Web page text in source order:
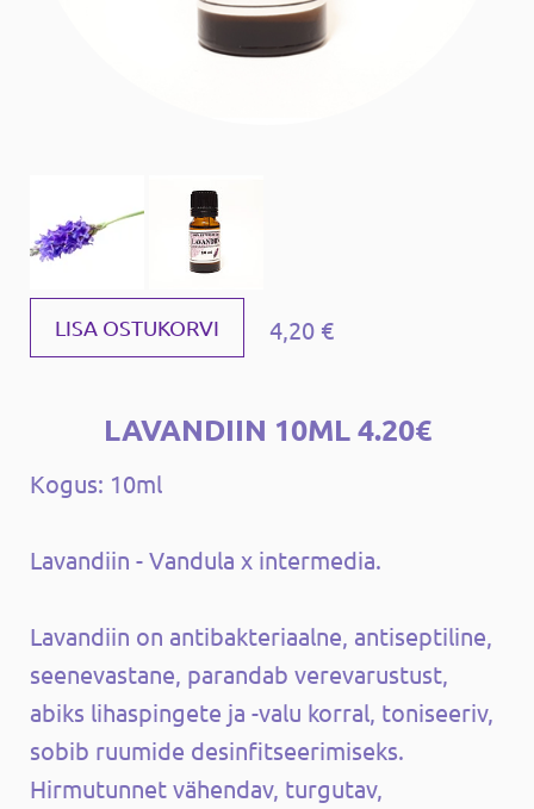
LISA OSTUKORVI 4,20 €
LAVANDIIN 10ML 4.20€
Kogus: 10ml
Lavandiin - Vandula x intermedia.
Lavandiin on antibakteriaalne, antiseptiline,
seenevastane, parandab verevarustust,
abiks lihaspingete ja -valu korral, toniseeriv,
sobib ruumide desinfitseerimiseks.
Hirmutunnet vähendav, turgutav,